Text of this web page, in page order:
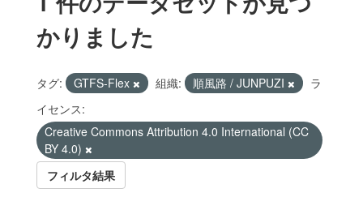
かりました
タグ: GTFS-Flex 組織: 順風路 / JUNPUZI
ラ
イセンス:
Creative Commons Attribution 4.0 International (CC
BY 4.0)
フィルタ結果